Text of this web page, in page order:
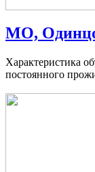
МО,
Характеристика
постоянного